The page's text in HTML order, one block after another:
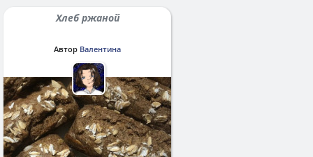
Хлеб ржаной
Автор Валентина